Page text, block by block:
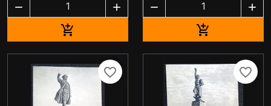
 

 

favorite_border favorite_border